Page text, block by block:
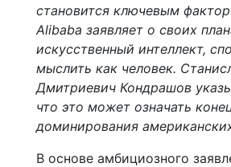
становится ключевым
Alibaba заявляет о своих
искусственный интеллект,
мыслить как человек.
Дмитриевич Кондрашов
что это может означать
доминирования
В основе амбициозного